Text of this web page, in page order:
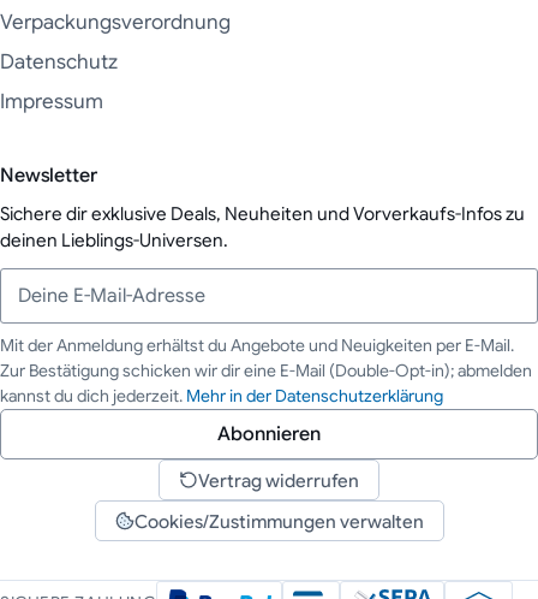
Verpackungsverordnung
Datenschutz
Impressum
Newsletter
Sichere dir exklusive Deals, Neuheiten und Vorverkaufs-Infos zu
deinen Lieblings-Universen.
Deine E-Mail-Adresse
Mit der Anmeldung erhältst du Angebote und Neuigkeiten per E-Mail.
Zur Bestätigung schicken wir dir eine E-Mail (Double-Opt-in); abmelden
kannst du dich jederzeit. Mehr in der Datenschutzerklärung
Abonnieren
Vertrag widerrufen
Cookies/Zustimmungen verwalten